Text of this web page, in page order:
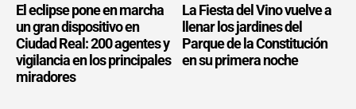
El eclipse pone en marcha
un gran dispositivo en
Ciudad Real: 200 agentes y
vigilancia en los principales
miradores
La Fiesta del Vino vuelve a
llenar los jardines del
Parque de la Constitución
en su primera noche